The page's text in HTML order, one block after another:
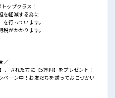
ップクラス！
を軽減する為に
行っています。
がかかります。
／
された方に【5万円】をプレゼント！
ペーン中！お友だちを誘っておこづかい